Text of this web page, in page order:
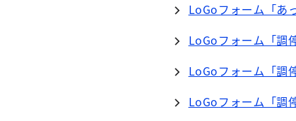
LoGoフォーム「あ
LoGoフォーム「調
LoGoフォーム「調
LoGoフォーム「調